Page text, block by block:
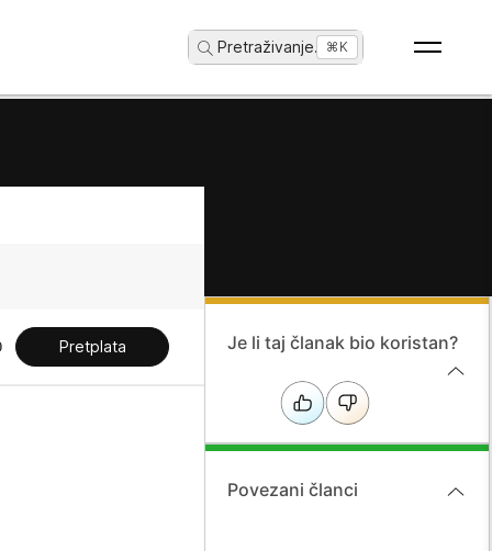
Pretraživanje... ⌘K
Pretplata Je li taj članak bio koristan?
Povezani članci